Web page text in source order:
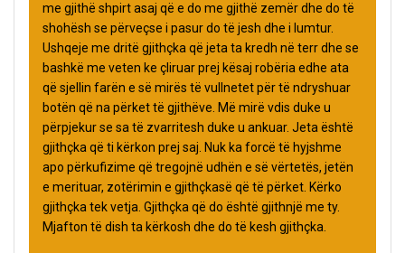
me gjithë shpirt asaj që e do me gjithë zemër dhe do të
shohësh se përveçse i pasur do të jesh dhe i lumtur.
Ushqeje me dritë gjithçka që jeta ta kredh në terr dhe se
bashkë me veten ke çliruar prej kësaj robëria edhe ata
që sjellin farën e së mirës të vullnetet për të ndryshuar
botën që na përket të gjithëve. Më mirë vdis duke u
përpjekur se sa të zvarritesh duke u ankuar. Jeta është
gjithçka që ti kërkon prej saj. Nuk ka forcë të hyjshme
apo përkufizime që tregojnë udhën e së vërtetës, jetën
e merituar, zotërimin e gjithçkasë që të përket. Kërko
gjithçka tek vetja. Gjithçka që do është gjithnjë me ty.
Mjafton të dish ta kërkosh dhe do të kesh gjithçka.